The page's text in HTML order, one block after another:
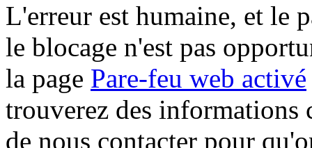
L'erreur est humaine, et le
le blocage n'est pas
la page Pare-feu web activé
trouverez des informations
de nous contacter pour